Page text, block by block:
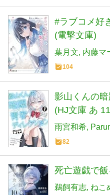
#ラブコメ好
(電撃文庫)
葉月文 内藤マ
104
影山くんの
(HJ文庫 あ
雨宮和希
82
死亡遊戯で
鵜飼有志 ねこ